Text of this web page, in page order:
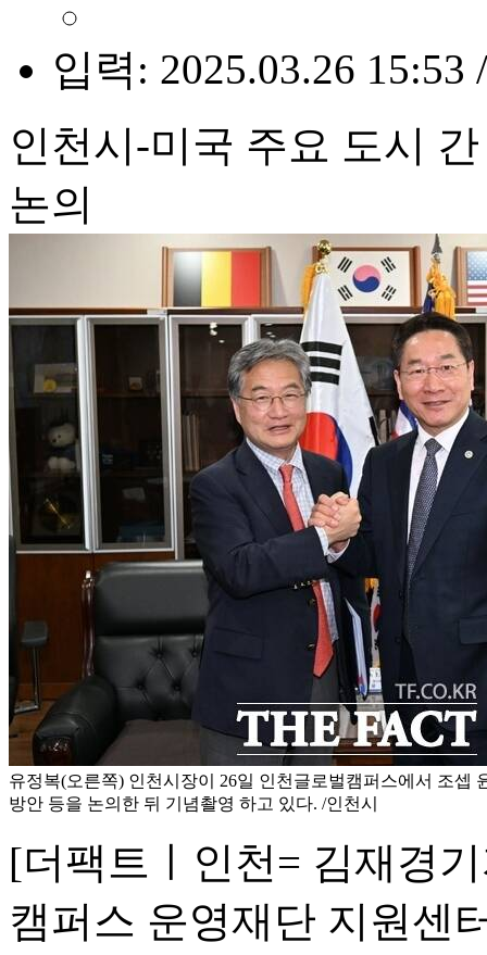
입력: 2025.03.26 15:53
인천시-미국 주요 도시
논의
유정복(오른쪽) 인천시장이 26일 인천글로벌캠퍼스에서 조셉
방안 등을 논의한 뒤 기념촬영 하고 있다. /인천시
[더팩트ㅣ인천= 김재경
캠퍼스 운영재단 지원센